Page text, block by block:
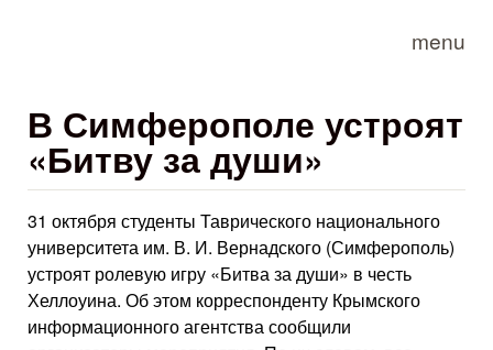
menu
В Симферополе устроят
«Битву за души»
31 октября студенты Таврического национального
университета им. В. И. Вернадского (Симферополь)
устроят ролевую игру «Битва за души» в честь
Хеллоуина. Об этом корреспонденту Крымского
информационного агентства сообщили